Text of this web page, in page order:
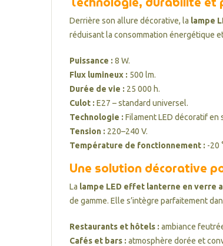
Derrière son allure décorative, la lampe
réduisant la consommation énergétique
Puissance : 8 W.
Flux lumineux : 500 lm.
Durée de vie : 25 000 h.
Culot : E27 – standard universel.
Technologie : Filament LED décoratif en
Tension : 220–240 V.
Température de fonctionnement : -20
Une solution décorative
La lampe LED effet lanterne en verre
de gamme. Elle s’intègre parfaitement
Restaurants et hôtels : ambiance
Cafés et bars : atmosphère dorée et